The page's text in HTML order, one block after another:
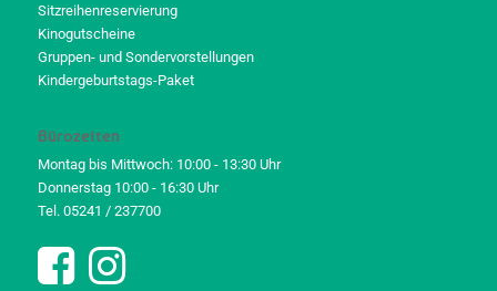
Sitzreihenreservierung
Kinogutscheine
Gruppen- und Sondervorstellungen
Kindergeburtstags-Paket
Bürozeiten
Montag bis Mittwoch: 10:00 - 13:30 Uhr
Donnerstag 10:00 - 16:30 Uhr
Tel. 05241 / 237700